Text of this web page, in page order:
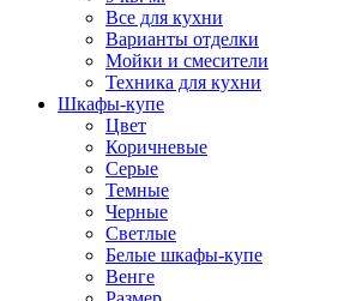
Все для кухни
Варианты отделки
Мойки и смесители
Техника для кухни
Шкафы-купе
Цвет
Коричневые
Серые
Темные
Черные
Светлые
Белые шкафы-купе
Венге